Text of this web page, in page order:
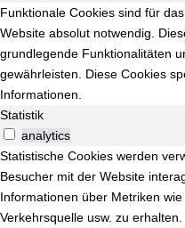
Funktionale Cookies sind für
Website absolut notwendig.
grundlegende Funktionalitäten
gewährleisten. Diese Cookies
Informationen.
Statistik
analytics
Statistische Cookies werden
Besucher mit der Website
Informationen über Metriken
Verkehrsquelle usw. zu erhalten.